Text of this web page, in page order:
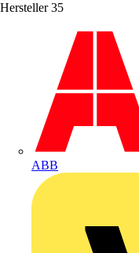
Hersteller 35
ABB